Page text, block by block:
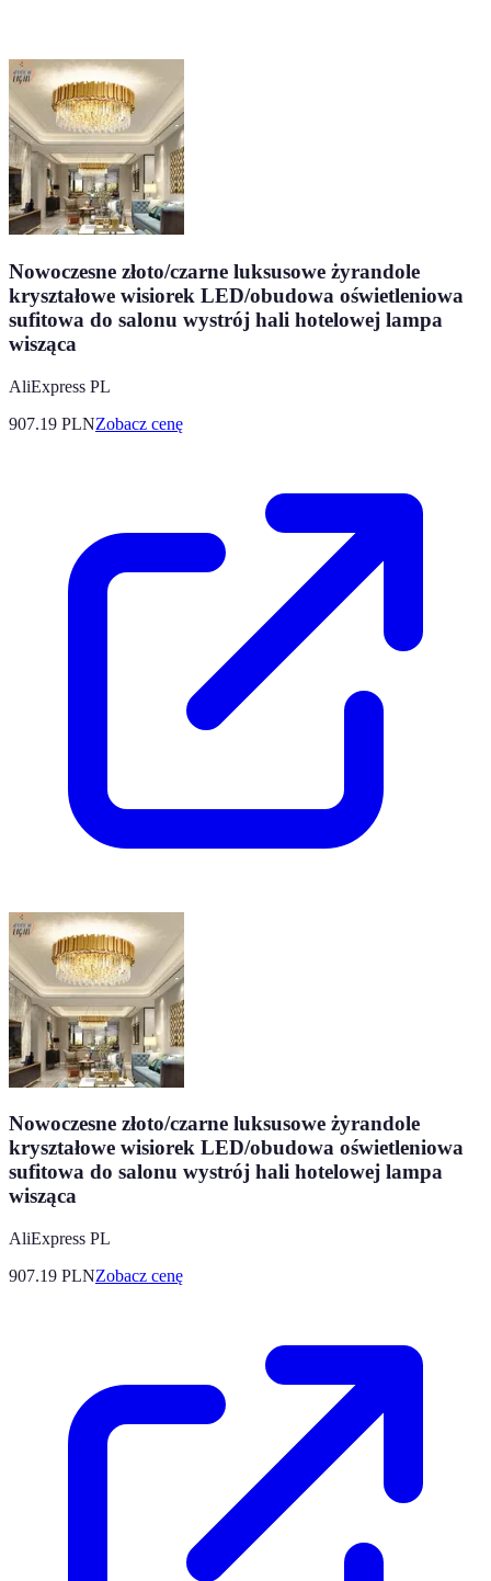
Nowoczesne złoto/czarne luksusowe żyrandole
kryształowe wisiorek LED/obudowa oświetleniowa
sufitowa do salonu wystrój hali hotelowej lampa
wisząca
AliExpress PL
907.19 PLNZobacz cenę
Nowoczesne złoto/czarne luksusowe żyrandole
kryształowe wisiorek LED/obudowa oświetleniowa
sufitowa do salonu wystrój hali hotelowej lampa
wisząca
AliExpress PL
907.19 PLNZobacz cenę